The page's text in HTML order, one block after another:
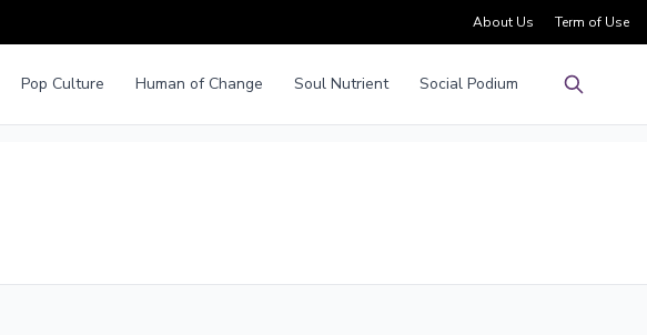
About Us Term of Use
Pop Culture Human of Change Soul Nutrient
Social Podium